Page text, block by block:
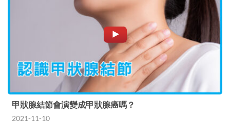
甲狀腺結節會演變成甲狀腺癌嗎？
2021-11-10